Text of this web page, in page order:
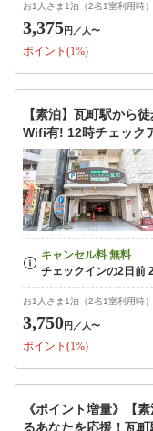
お1人さま1泊（2名1室利用時
3,375円 ／人〜
ポイント(1%)
【素泊】瓦町駅から
Wifi有! 12時チェック
お1人さま1泊（2名1室利用時
3,750円 ／人〜
ポイント(1%)
《ポイント増量》【
るあなたを応援！瓦町